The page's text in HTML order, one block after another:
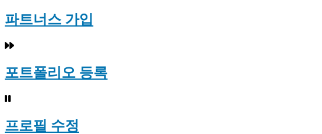
파트너스 가입
포트폴리오 등록
프로필 수정